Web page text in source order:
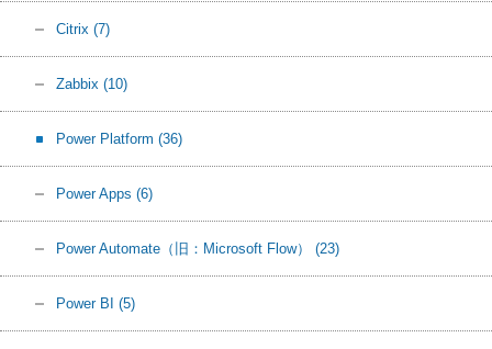
Citrix (7)
Zabbix (10)
Power Platform (36)
Power Apps (6)
Power Automate（旧：Microsoft Flow） (23)
Power BI (5)